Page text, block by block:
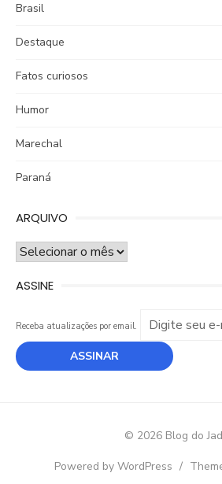
Brasil
Destaque
Fatos curiosos
Humor
Marechal
Paraná
ARQUIVO
ARQUIVO
ASSINE
Receba atualizações por email.
© 2026 Blog do
Powered by WordPress /